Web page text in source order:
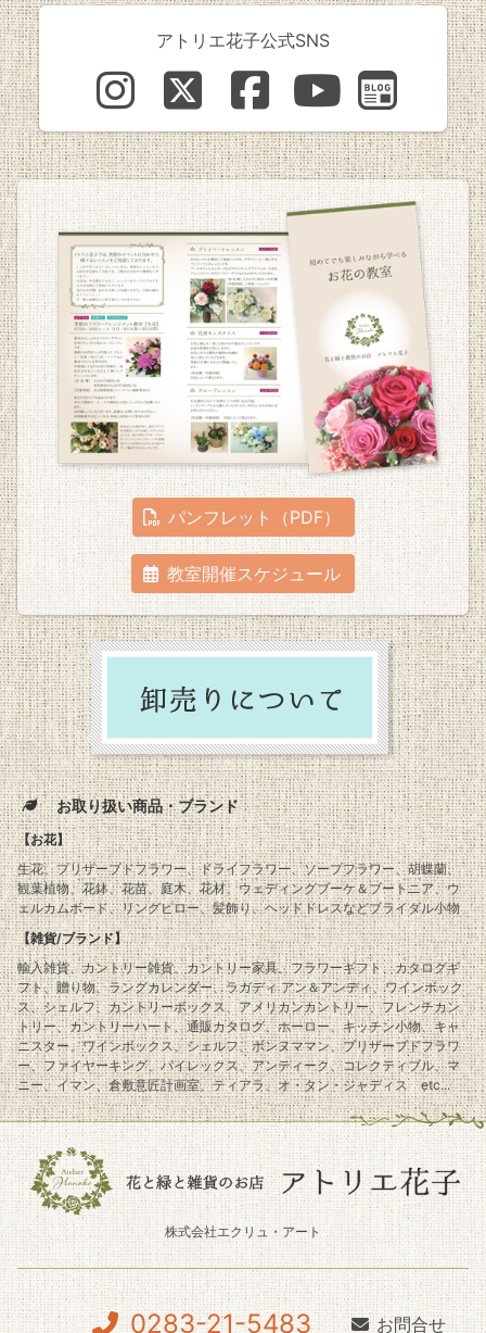
アトリエ花子公式SNS
パンフレット（PDF）
教室開催スケジュール
お取り扱い商品・ブランド
【お花】
生花、プリザーブドフラワー、ドライフラワー、ソープフラワー、胡蝶蘭、
観葉植物、花鉢、花苗、庭木、花材、ウェディングブーケ＆ブートニア、ウ
ェルカムボード、リングピロー、髪飾り、ヘッドドレスなどブライダル小物
【雑貨/ブランド】
輸入雑貨、カントリー雑貨、カントリー家具、フラワーギフト、カタログギ
フト、贈り物、ラングカレンダー、ラガディ アン＆アンディ、ワインボック
ス、シェルフ、カントリーボックス、アメリカンカントリー、フレンチカン
トリー、カントリーハート、通販カタログ、ホーロー、キッチン小物、キャ
ニスター、ワインボックス、シェルフ、ボンヌママン、プリザーブドフラワ
ー、ファイヤーキング、パイレックス、アンティーク、コレクティブル、マ
ニー、イマン、倉敷意匠計画室、ティアラ、オ・タン・ジャディス etc...
株式会社エクリュ・アート
0283-21-5483 お問合せ